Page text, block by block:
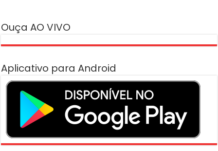
Ouça AO VIVO
Aplicativo para Android